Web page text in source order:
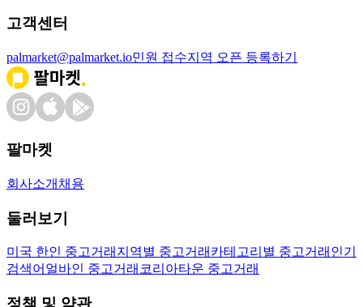
고객센터
palmarket@palmarket.io민원 접수지역 오픈 등록하기
팔마켓
회사소개 채용
둘러보기
미국 한인 중고거래 지역별 중고거래 카테고리별 중고거래 인기
검색어 얼바인 중고거래 코리아타운 중고거래
정책 및 약관